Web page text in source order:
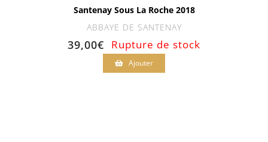
Santenay Sous La Roche 2018
ABBAYE DE SANTENAY
39,00€ Rupture de stock
Ajouter